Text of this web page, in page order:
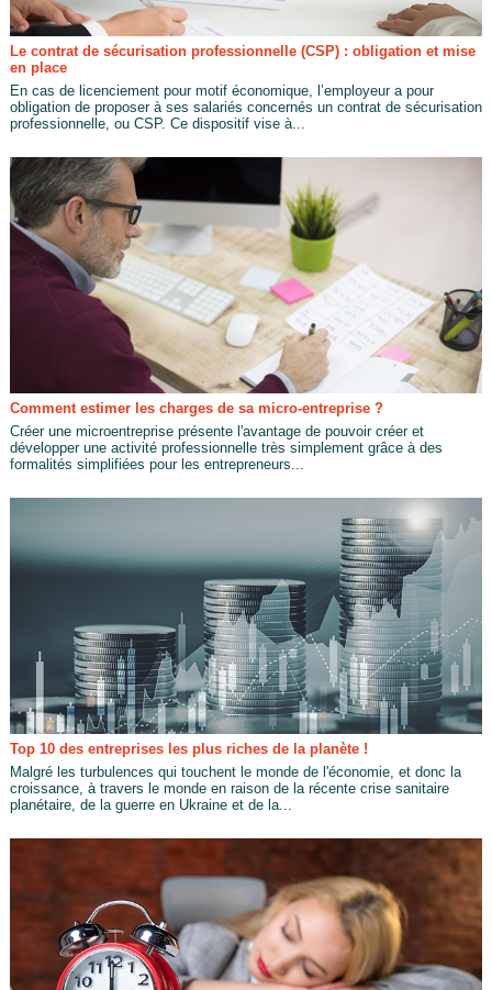
Le contrat de sécurisation professionnelle (CSP) : obligation et mise
en place
En cas de licenciement pour motif économique, l’employeur a pour
obligation de proposer à ses salariés concernés un contrat de sécurisation
professionnelle, ou CSP. Ce dispositif vise à...
Comment estimer les charges de sa micro-entreprise ?
Créer une microentreprise présente l'avantage de pouvoir créer et
développer une activité professionnelle très simplement grâce à des
formalités simplifiées pour les entrepreneurs...
Top 10 des entreprises les plus riches de la planète !
Malgré les turbulences qui touchent le monde de l'économie, et donc la
croissance, à travers le monde en raison de la récente crise sanitaire
planétaire, de la guerre en Ukraine et de la...